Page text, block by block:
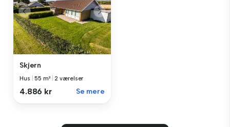
Skjern
Hus |55 m² |2 værelser
4.886 kr Se mere